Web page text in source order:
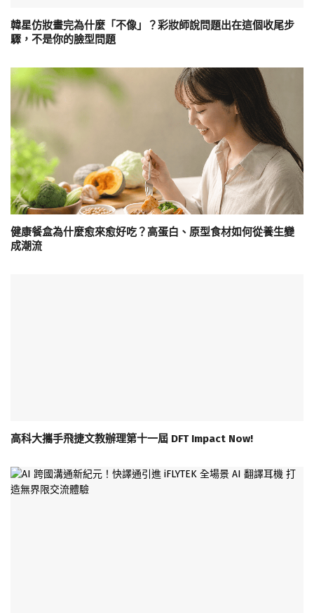
韓星仿妝畫完為什麼「不像」？彩妝師說問題出在這個收尾步
驟，不是你的臉型問題
健康餐盒為什麼愈來愈好吃？高蛋白、原型食材如何從養生變
成潮流
高科大攜手飛捷文教辦理第十一屆 DFT Impact Now!